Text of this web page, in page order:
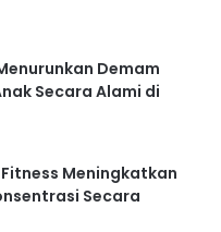
Demam
Secara Alami di
Meningkatkan
Secara